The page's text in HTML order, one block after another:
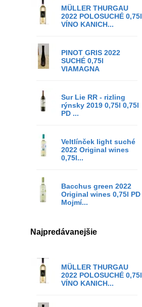
MÜLLER THURGAU
2022 POLOSUCHÉ 0,75l
VÍNO KANICH...
PINOT GRIS 2022
SUCHÉ 0,75l
VIAMAGNA
Sur Lie RR - rizling
rýnsky 2019 0,75l 0,75l
PD ...
Veltlínček light suché
2022 Original wines
0,75l...
Bacchus green 2022
Original wines 0,75l PD
Mojmí...
Najpredávanejšie
MÜLLER THURGAU
2022 POLOSUCHÉ 0,75l
VÍNO KANICH...